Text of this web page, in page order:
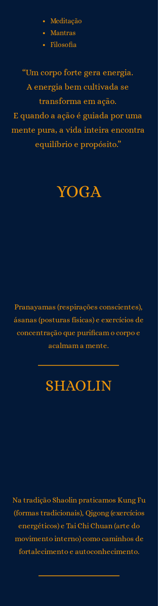
Meditação
Mantras
Filosofia
“Um corpo forte gera energia.
A energia bem cultivada se
transforma em ação.
E quando a ação é guiada por uma
mente pura, a vida inteira encontra
equilíbrio e propósito.”
YOGA
Pranayamas (respirações conscientes),
ásanas (posturas físicas) e exercícios de
concentração que purificam o corpo e
acalmam a mente.
SHAOLIN
Na tradição Shaolin praticamos Kung Fu
(formas tradicionais), Qigong (exercícios
energéticos) e Tai Chi Chuan (arte do
movimento interno) como caminhos de
fortalecimento e autoconhecimento.